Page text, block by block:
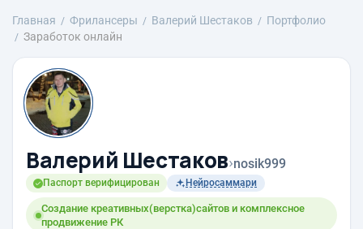
Главная Фрилансеры Валерий Шестаков
Портфолио
Заработок онлайн
Валерий Шестаков›nosik999
Паспорт верифицирован Нейросаммари
Создание креативных(верстка)сайтов и комплексное
продвижение РК